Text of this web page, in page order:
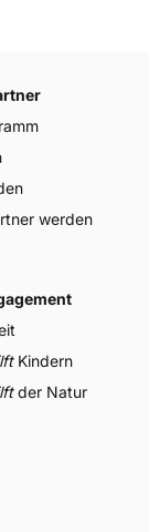
werden
Kindern
der Natur